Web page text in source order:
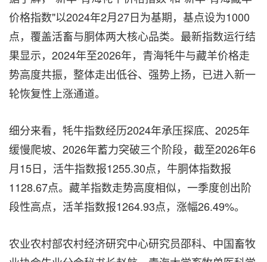
价格指数"以2024年2月27日为基期，基点设为1000
点，覆盖活畜与胴体两大核心品类。最新指数运行结
果显示，2024年至2026年，青海牦牛与藏羊价格走
势高度共振，整体走出低谷、强势上扬，已进入新一
轮恢复性上涨通道。
细分来看，牦牛指数经历2024年承压探底、2025年
缓慢爬坡、2026年蓄力突破三个阶段，截至2026年6
月15日，活牛指数报1255.30点，牛胴体指数报
1128.67点。藏羊指数走势高度相似，一季度创出阶
段性高点，活羊指数报1264.93点，涨幅26.49%。
农业农村部农村经济研究中心研究员邵科、中国畜牧